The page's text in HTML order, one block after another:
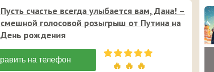
Пусть счастье всегда улыбается вам, Дана! –
смешной голосовой розыгрыш от Путина на
День рождения
🔥 🔥 🔥